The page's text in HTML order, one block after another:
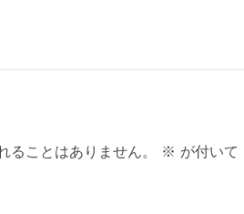
ることはありません。 ※ が付いて